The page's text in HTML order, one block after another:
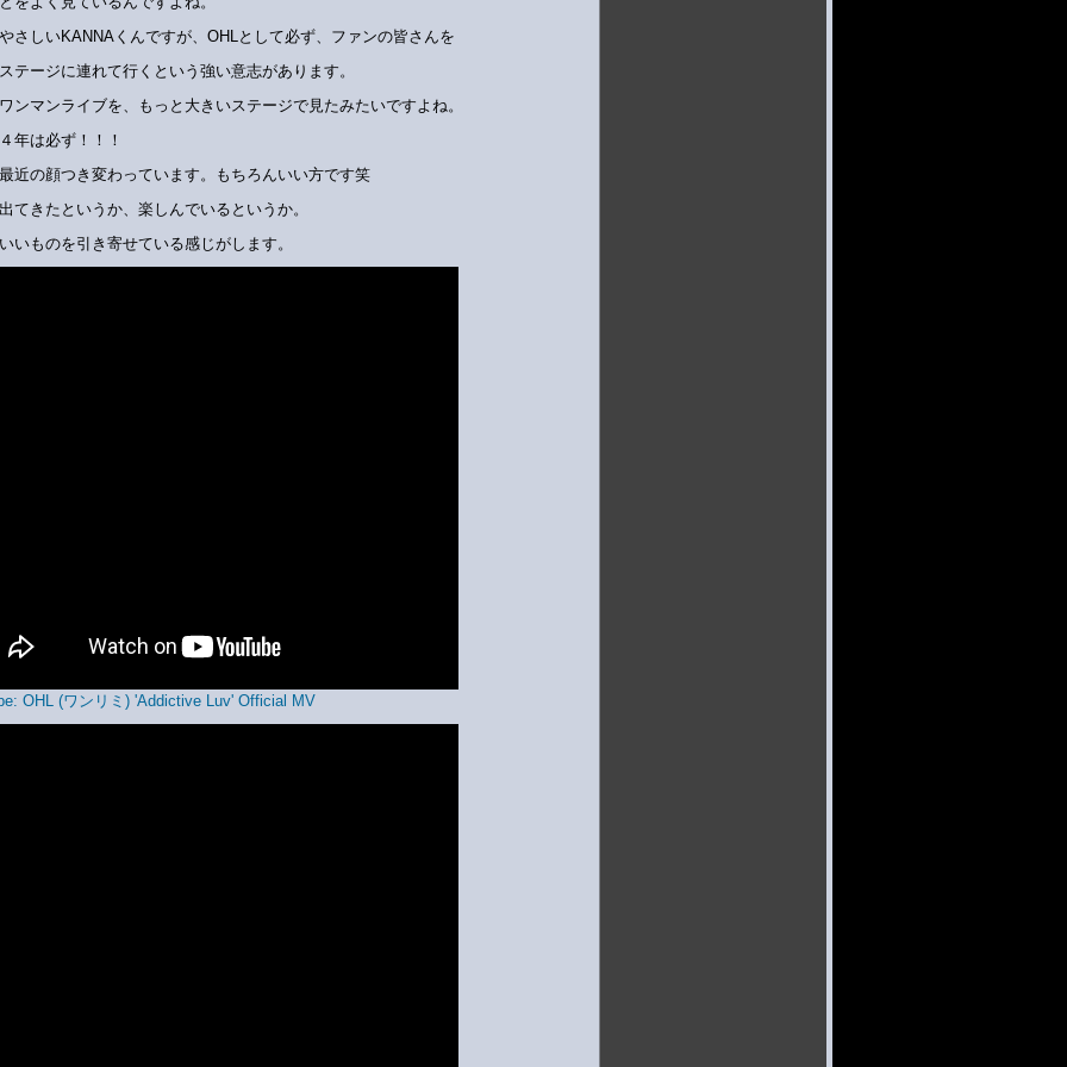
さしいKANNAくんですが、OHLとして必ず、ファンの皆さんを
テージに連れて行くという強い意志があります。
ンマンライブを、もっと大きいステージで見たみたいですよね。
年は必ず！！！
近の顔つき変わっています。もちろんいい方です笑
てきたというか、楽しんでいるというか。
いものを引き寄せている感じがします。
OHL (ワンリミ) 'Addictive Luv' Official MV